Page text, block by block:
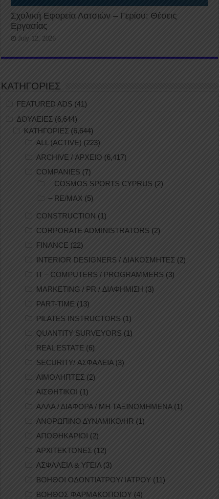
Σχολική Εφορεία Λατσιών – Γερίου: Θέσεις
Εργασίας
July 12, 2026
ΚΑΤΗΓΟΡΙΕΣ
FEATURED ADS (41)
ΔΟΥΛΕΙΕΣ (6,644)
ΚΑΤΗΓΟΡΙΕΣ (6,644)
ALL (ACTIVE) (223)
ARCHIVE / ΑΡΧΕΙΟ (6,417)
COMPANIES (7)
– COSMOS SPORTS CYPRUS (2)
– RE/MAX (5)
CONSTRUCTION (1)
CORPORATE ADMINISTRATORS (2)
FINANCE (22)
INTERIOR DESIGNERS / ΔΙΑΚΟΣΜΗΤΕΣ (2)
IT – COMPUTERS / PROGRAMMERS (3)
MARKETING / PR / ΔΙΑΦΗΜΙΣΗ (3)
PART-TIME (13)
PILATES INSTRUCTORS (1)
QUANTITY SURVEYORS (1)
REAL ESTATE (6)
SECURITY/ ΑΣΦΑΛΕΙΑ (3)
ΑΙΜΟΛΗΠΤΕΣ (2)
ΑΙΣΘΗΤΙΚΟΙ (1)
ΑΛΛΑ / ΔΙΑΦΟΡΑ / ΜΗ ΤΑΞΙΝΟΜΗΜΕΝΑ (1)
ΑΝΘΡΩΠΙΝΟ ΔΥΝΑΜΙΚΟ/HR (1)
ΑΠΟΘΗΚΑΡΙΟΙ (2)
ΑΡΧΙΤΕΚΤΟΝΕΣ (12)
ΑΣΦΑΛΕΙΑ & ΥΓΕΙΑ(3)
ΒΟΗΘΟΙ ΟΔΟΝΤΙΑΤΡΟΥ/ ΙΑΤΡΟΥ (11)
ΒΟΗΘΟΣ ΦΑΡΜΑΚΟΠΟΙΟΥ (4)